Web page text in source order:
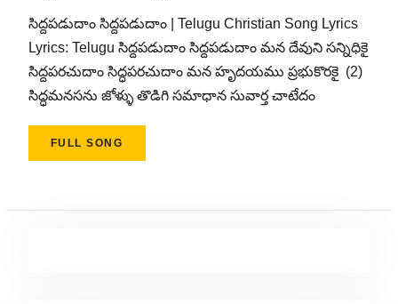
సిద్దపడుదాం సిద్దపడుదాం | Telugu Christian Song Lyrics
Lyrics: Telugu సిద్దపడుదాం సిద్దపడుదాం మన దేవుని సన్నిధికై
సిద్దపరచుదాం సిద్ధపరచుదాం మన హృదయము ప్రభుకొరకై (2)
సిద్ధమనసను జోళ్ళు తొడిగి సమాధాన సువార్త చాటేదం
FULL SONG